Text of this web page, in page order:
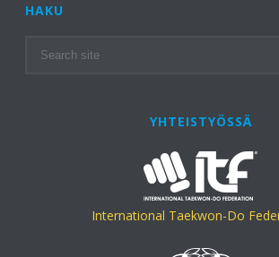
HAKU
YHTEISTYÖSSÄ
International Taekwon-Do